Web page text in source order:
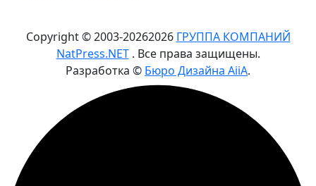
Copyright © 2003-20262026 ГРУППА КОМПАНИЙ
NatPress.NET. Все права защищены.
Разработка © Бюро Дизайна AiiA.